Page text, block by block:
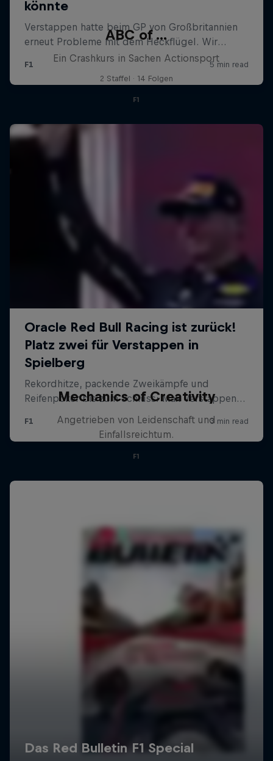
ABC of ...
Ein Crashkurs in Sachen Actionsport
2 Staffel · 14 Folgen
F1
Mechanics of Creativity
Angetrieben von Leidenschaft und
Einfallsreichtum.
F1